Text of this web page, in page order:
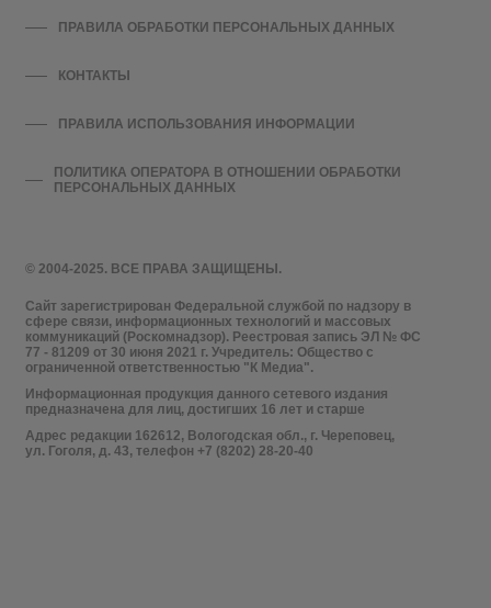
© 2004-2025. ВСЕ ПРАВА ЗАЩИЩЕНЫ.
Сайт зарегистрирован Федеральной службой по надзору в
сфере связи, информационных технологий и массовых
коммуникаций (Роскомнадзор). Реестровая запись ЭЛ № ФС
77 - 81209 от 30 июня 2021 г. Учредитель: Общество с
ограниченной ответственностью "К Медиа".
Информационная продукция данного сетевого издания
предназначена для лиц, достигших 16 лет и старше
Адрес редакции 162612, Вологодская обл., г. Череповец,
ул. Гоголя, д. 43, телефон +7 (8202) 28-20-40
ПРАВИЛА ОБРАБОТКИ ПЕРСОНАЛЬНЫХ ДАННЫХ
КОНТАКТЫ
ПРАВИЛА ИСПОЛЬЗОВАНИЯ ИНФОРМАЦИИ
ПОЛИТИКА ОПЕРАТОРА В ОТНОШЕНИИ ОБРАБОТКИ
ПЕРСОНАЛЬНЫХ ДАННЫХ